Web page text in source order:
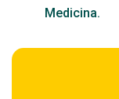
Medicina.